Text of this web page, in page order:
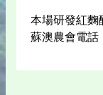
本場研發紅麴
蘇澳農會電話